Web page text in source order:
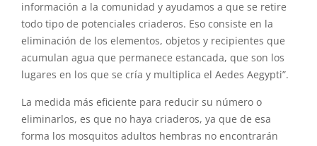
información a la comunidad y ayudamos a que se retire
todo tipo de potenciales criaderos. Eso consiste en la
eliminación de los elementos, objetos y recipientes que
acumulan agua que permanece estancada, que son los
lugares en los que se cría y multiplica el Aedes Aegypti”.
La medida más eficiente para reducir su número o
eliminarlos, es que no haya criaderos, ya que de esa
forma los mosquitos adultos hembras no encontrarán